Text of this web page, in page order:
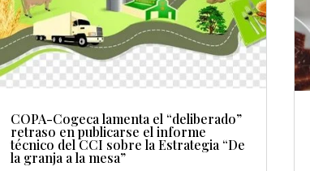
COPA-Cogeca lamenta el “deliberado”
retraso en publicarse el informe
técnico del CCI sobre la Estrategia “De
la granja a la mesa”